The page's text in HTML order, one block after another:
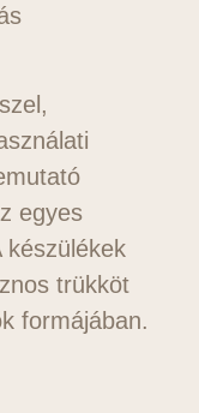
egyes
készülékek
trükköt
formájában.